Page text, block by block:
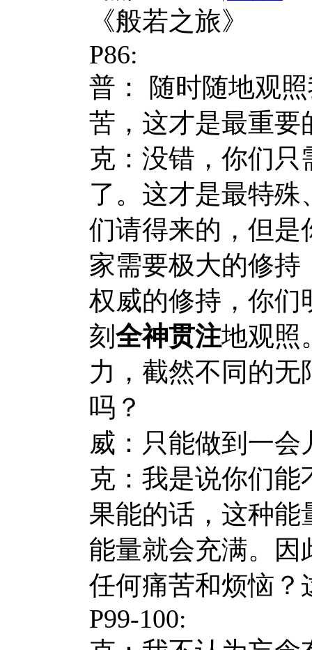
《般若之旅》
P86:
普： 随时随地观
苦，这才是最重要
克：没错，你们
了。这才是最特
们请得来的，但是
家需要极大的修
权威的修持，你们
刻 全神贯注地观照
力，截然不同的
吗？
威：只能做到一会
克：我是说你们
果能的话，这种能
能量就会充满。因
任何痛苦和烦恼？
P99-100: